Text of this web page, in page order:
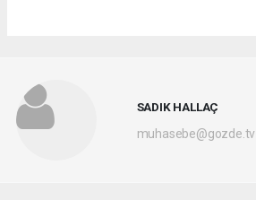
SADIK HALLAÇ
muhasebe@gozde.tv